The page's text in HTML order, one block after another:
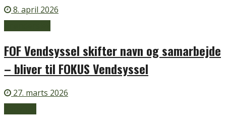
8. april 2026
FOF Vendsyssel skifter navn og samarbejde
– bliver til FOKUS Vendsyssel
27. marts 2026